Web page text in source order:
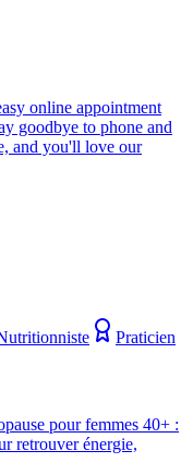
online appointment
goodbye to phone and
and you'll love our
Praticien
pour femmes 40+ :
retrouver énergie,